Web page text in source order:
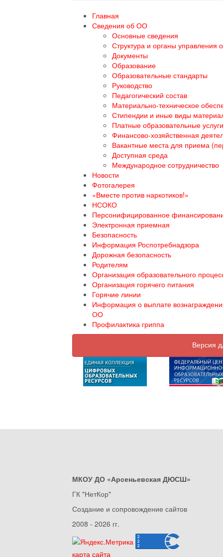
Главная
Сведения об ОО
Основные сведения
Структура и органы управления
Документы
Образование
Образовательные стандарты
Руководство
Педагогический состав
Материально-техническое
Стипендии и иные виды
Платные образовательные услуги
Финансово-хозяйственная
Вакантные места для приема
Доступная среда
Международное сотрудничество
Новости
Фотогалерея
«Вместе против наркотиков!»
НСОКО
Персонифицированное
Электронная приемная
Безопасность
Информация Роспотребнадзора
Дорожная безопасность
Родителям
Организация образовательного
Организация горячего питания
Горячие линии
Информация о выплате
ОО
Профилактика гриппа
Версия
МКОУ ДО «Арсеньевская ДЮСШ»
ГК "НетКор"
Создание и сопровождение сайтов
2008 - 2026 гг.
карта сайта